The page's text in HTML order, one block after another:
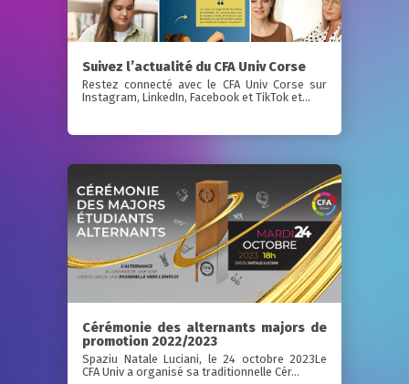
Suivez l’actualité du CFA Univ Corse
Restez connecté avec le CFA Univ Corse sur
Instagram, LinkedIn, Facebook et TikTok et...
Cérémonie des alternants majors de
promotion 2022/2023
Spaziu Natale Luciani, le 24 octobre 2023Le
CFA Univ a organisé sa traditionnelle Cér...